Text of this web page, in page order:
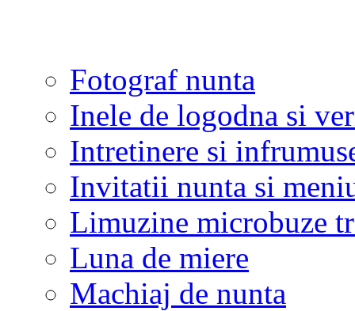
Fotograf nunta
Inele de logodna si
Intretinere si
Invitatii nunta si
Limuzine microbuze
Luna de miere
Machiaj de nunta